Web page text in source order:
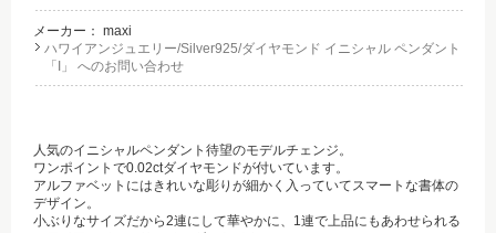
メーカー： maxi
ハワイアンジュエリー/Silver925/ダイヤモンド イニシャル ペンダント
「I」 へのお問い合わせ
人気のイニシャルペンダント待望のモデルチェンジ。
ワンポイントで0.02ctダイヤモンドが付いています。
アルファベットにはきれいな彫りが細かく入っていてスマートな書体の
デザイン。
小ぶりなサイズだから2連にして華やかに、1連で上品にもあわせられる